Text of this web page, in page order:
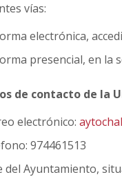
vías:
electrónica,
presencial, en la
de contacto de la
electrónico:
974461513
del Ayuntamiento,